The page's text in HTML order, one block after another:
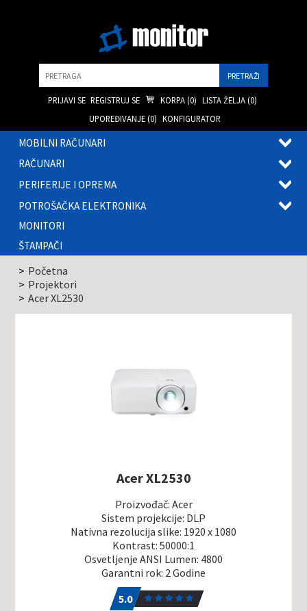
PRIJAVI SE REGISTRUJ SE KORPA (0) LISTA ŽELJA (0)
UPOREĐIVANJE (0) KONFIGURATOR
MOBILNI RAČUNARI
RAČUNARI
PERIFERIJE I OPREMA
POTROŠAČKA ELEKTRONIKA
MONITORI
ŠTAMPAČI
Početna
Projektori
Acer XL2530
Acer XL2530
Proizvođač: Acer
Sistem projekcije: DLP
Nativna rezolucija slike: 1920 x 1080
Kontrast: 50000:1
Osvetljenje ANSI Lumen: 4800
Garantni rok: 2 Godine
5.0